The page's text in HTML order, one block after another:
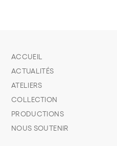
ACCUEIL
ACTUALITÉS
ATELIERS
COLLECTION
PRODUCTIONS
NOUS SOUTENIR